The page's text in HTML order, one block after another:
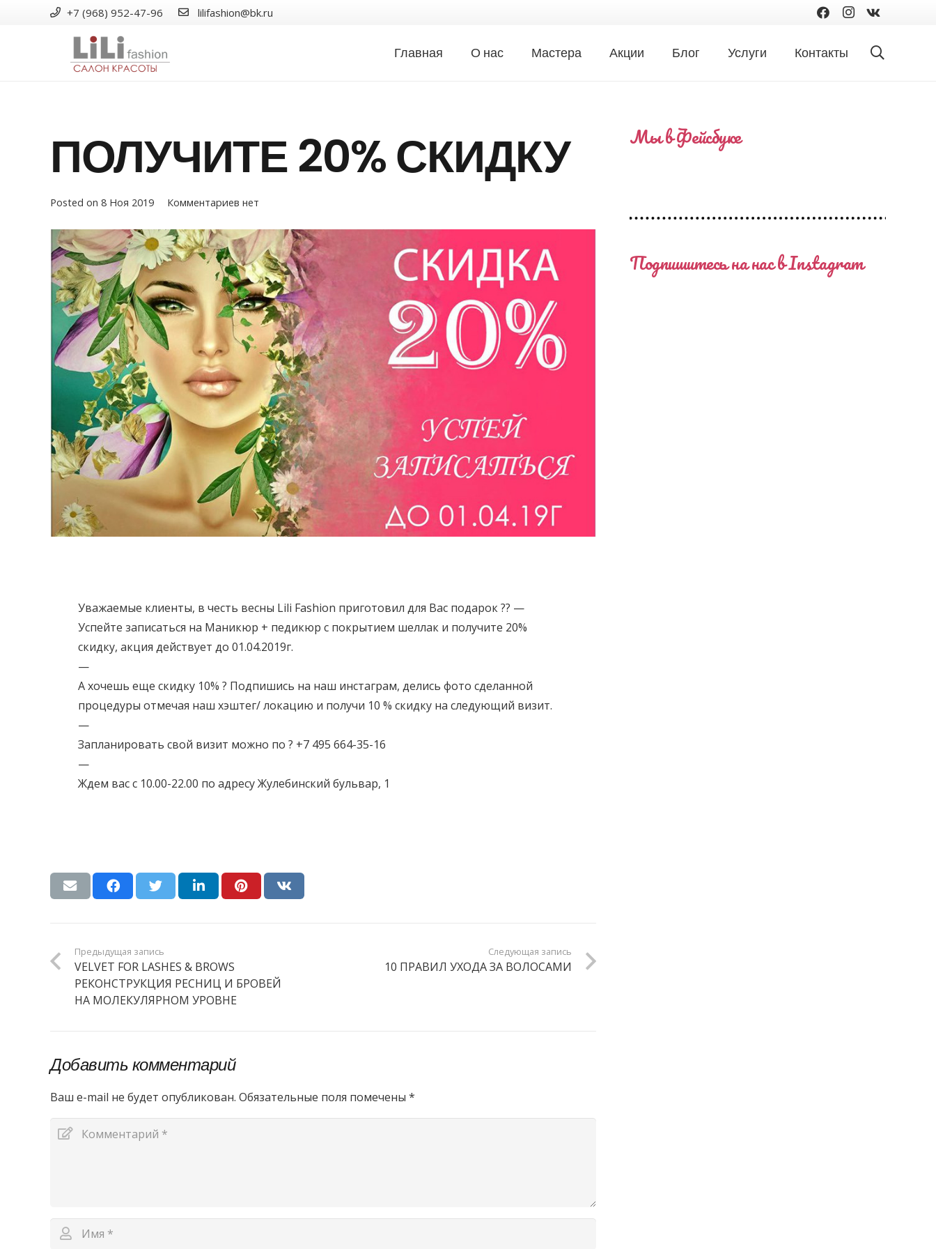
+7 (968) 952-47-96 lilifashion@bk.ru
Главная О нас Мастера Акции Блог Услуги Контакты
ПОЛУЧИТЕ 20% СКИДКУ
Posted on 8 Ноя 2019 Комментариев нет
Уважаемые клиенты, в честь весны Lili Fashion приготовил для Вас подарок?? —
Успейте записаться на Маникюр + педикюр с покрытием шеллак и получите 20%
скидку, акция действует до 01.04.2019г.
—
А хочешь еще скидку 10% ? Подпишись на наш инстаграм, делись фото сделанной
процедуры отмечая наш хэштег/ локацию и получи 10 % скидку на следующий визит.
—
Запланировать свой визит можно по ? +7 495 664-35-16
—
Ждем вас с 10.00-22.00 по адресу Жулебинский бульвар, 1
Предыдущая запись
VELVET FOR LASHES & BROWS
РЕКОНСТРУКЦИЯ РЕСНИЦ И БРОВЕЙ
НА МОЛЕКУЛЯРНОМ УРОВНЕ
Следующая запись
10 ПРАВИЛ УХОДА ЗА ВОЛОСАМИ
Добавить комментарий
Ваш e-mail не будет опубликован. Обязательные поля помечены *
Мы в Фейсбуке
Подпишитесь на нас в Instagram